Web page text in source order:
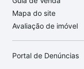
Mapa do site
Avaliação de imóvel
Portal de Denúncias